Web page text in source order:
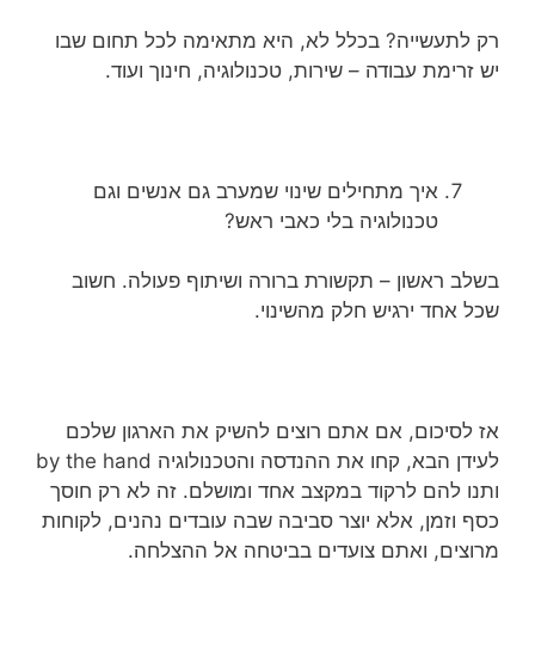
רק לתעשייה? בכלל לא, היא מתאימה לכל תחום שבו
יש זרימת עבודה – שירות, טכנולוגיה, חינוך ועוד.
איך מתחילים שינוי שמערב גם אנשים וגם
טכנולוגיה בלי כאבי ראש?
בשלב ראשון – תקשורת ברורה ושיתוף פעולה. חשוב
שכל אחד ירגיש חלק מהשינוי.
אז לסיכום, אם אתם רוצים להשיק את הארגון שלכם
לעידן הבא, קחו את ההנדסה והטכנולוגיה by the hand
ותנו להם לרקוד במקצב אחד ומושלם. זה לא רק חוסך
כסף וזמן, אלא יוצר סביבה שבה עובדים נהנים, לקוחות
מרוצים, ואתם צועדים בביטחה אל ההצלחה.